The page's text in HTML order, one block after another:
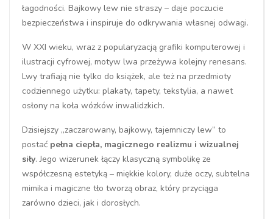
łagodności. Bajkowy lew nie straszy – daje poczucie
bezpieczeństwa i inspiruje do odkrywania własnej odwagi.
W XXI wieku, wraz z popularyzacją grafiki komputerowej i
ilustracji cyfrowej, motyw lwa przeżywa kolejny renesans.
Lwy trafiają nie tylko do książek, ale też na przedmioty
codziennego użytku: plakaty, tapety, tekstylia, a nawet
osłony na koła wózków inwalidzkich.
Dzisiejszy „zaczarowany, bajkowy, tajemniczy lew” to
postać pełna ciepła, magicznego realizmu i wizualnej
siły. Jego wizerunek łączy klasyczną symbolikę ze
współczesną estetyką – miękkie kolory, duże oczy, subtelna
mimika i magiczne tło tworzą obraz, który przyciąga
zarówno dzieci, jak i dorosłych.